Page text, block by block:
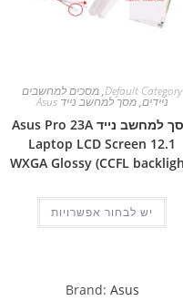
Default Category
,מסכים למחשבים
ניידים,מסך למחשב נייד Asus
מסך למחשב נייד Asus Pro 23A
Laptop LCD Screen 12.1
WXGA Glossy (CCFL
יש לבחור אפשרויות
Brand: Asus